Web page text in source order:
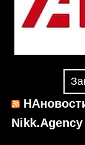
Nikk.Agency